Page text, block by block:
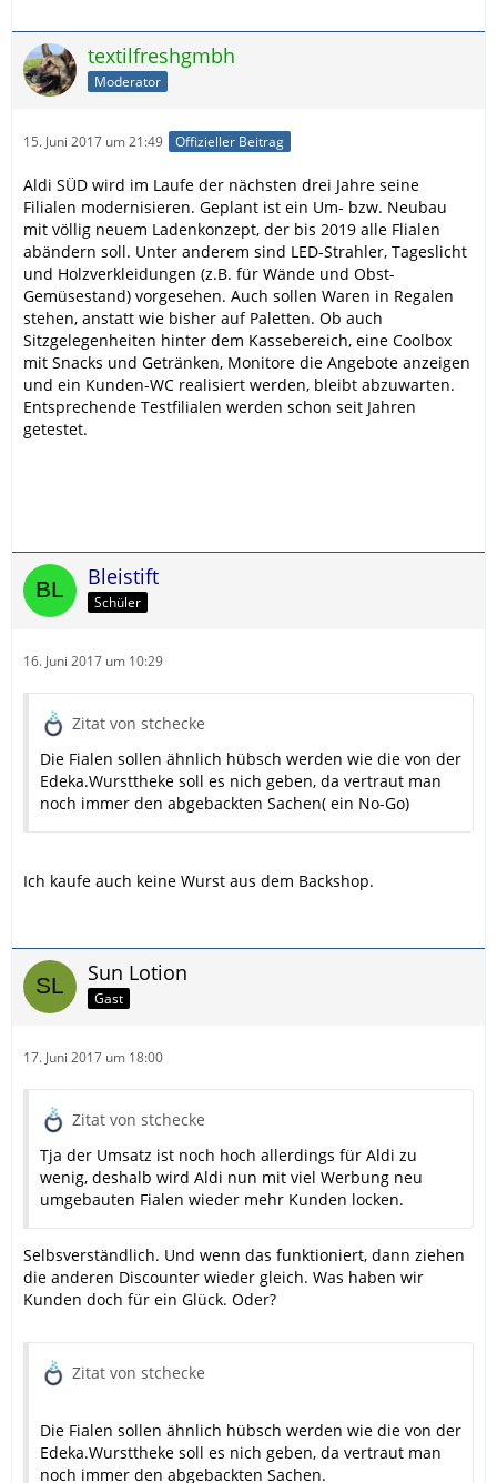
textilfreshgmbh
Moderator
15. Juni 2017 um 21:49 Offizieller Beitrag
Aldi SÜD wird im Laufe der nächsten drei Jahre seine
Filialen modernisieren. Geplant ist ein Um- bzw. Neubau
mit völlig neuem Ladenkonzept, der bis 2019 alle Flialen
abändern soll. Unter anderem sind LED-Strahler, Tageslicht
und Holzverkleidungen (z.B. für Wände und Obst-
Gemüsestand) vorgesehen. Auch sollen Waren in Regalen
stehen, anstatt wie bisher auf Paletten. Ob auch
Sitzgelegenheiten hinter dem Kassebereich, eine Coolbox
mit Snacks und Getränken, Monitore die Angebote anzeigen
und ein Kunden-WC realisiert werden, bleibt abzuwarten.
Entsprechende Testfilialen werden schon seit Jahren
getestet.
Bleistift
Schüler
16. Juni 2017 um 10:29
Zitat von stchecke
Die Fialen sollen ähnlich hübsch werden wie die von der
Edeka.Wursttheke soll es nich geben, da vertraut man
noch immer den abgebackten Sachen( ein No-Go)
Ich kaufe auch keine Wurst aus dem Backshop.
Sun Lotion
Gast
17. Juni 2017 um 18:00
Zitat von stchecke
Tja der Umsatz ist noch hoch allerdings für Aldi zu
wenig, deshalb wird Aldi nun mit viel Werbung neu
umgebauten Fialen wieder mehr Kunden locken.
Selbsverständlich. Und wenn das funktioniert, dann ziehen
die anderen Discounter wieder gleich. Was haben wir
Kunden doch für ein Glück. Oder?
Zitat von stchecke
Die Fialen sollen ähnlich hübsch werden wie die von der
Edeka.Wursttheke soll es nich geben, da vertraut man
noch immer den abgebackten Sachen.